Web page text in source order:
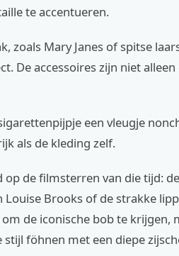
te accentueren.
zoals Mary Janes of spitse
De accessoires zijn niet
een vleugje
als de kleding zelf.
de filmsterren van die tijd:
Brooks of de strakke
de iconische bob te krijgen,
föhnen met een diepe